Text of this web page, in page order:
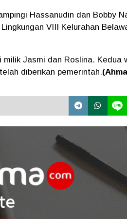
Hassanudin dan Bobby
VIII Kelurahan
Jasmi dan Roslina. Kedua
diberikan pemerintah.